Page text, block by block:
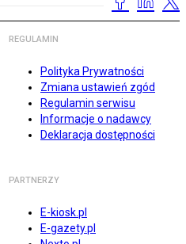
REGULAMIN
Polityka Prywatności
Zmiana ustawień zgód
Regulamin serwisu
Informacje o nadawcy
Deklaracja dostępności
PARTNERZY
E-kiosk.pl
E-gazety.pl